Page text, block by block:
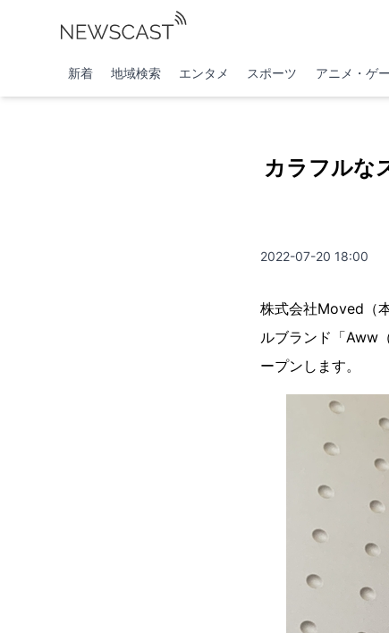
新着 地域検索 エンタメ スポーツ アニメ・ゲ
カラフルな
2022-07-20 18:00
株式会社Moved（
ルブランド「Aww
ープンします。